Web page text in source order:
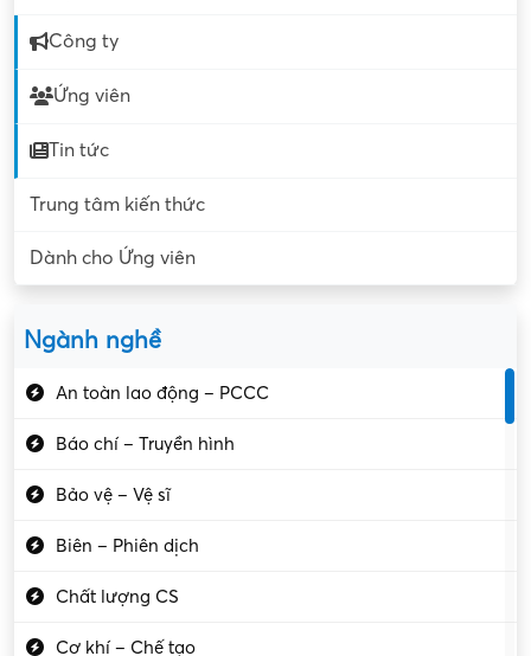
Công ty
Ứng viên
Tin tức
Trung tâm kiến thức
Dành cho Ứng viên
Ngành nghề
An toàn lao động – PCCC
Báo chí – Truyền hình
Bảo vệ – Vệ sĩ
Biên – Phiên dịch
Chất lượng CS
Cơ khí – Chế tạo